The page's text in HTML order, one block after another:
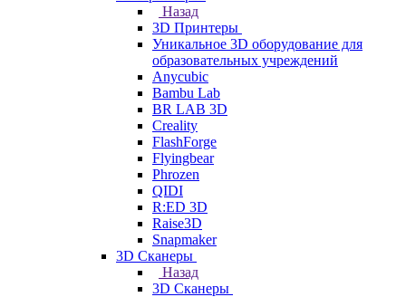
Назад
3D Принтеры
Уникальное 3D оборудование для
образовательных учреждений
Anycubic
Bambu Lab
BR LAB 3D
Creality
FlashForge
Flyingbear
Phrozen
QIDI
R:ED 3D
Raise3D
Snapmaker
3D Сканеры
Назад
3D Сканеры